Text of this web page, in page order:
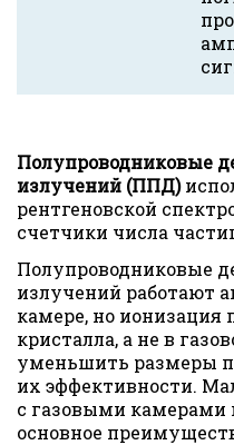
Полупроводниковые
излучений (ППД)
рентгеновской
счетчики числа
Полупроводниковые
излучений работают
камере, но ионизация
кристалла, а не в
уменьшить размеры
их эффективности.
с газовыми камерами
основное